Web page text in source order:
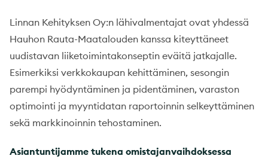
Linnan Kehityksen Oy:n lähivalmentajat ovat yhdessä
Hauhon Rauta-Maatalouden kanssa kiteyttäneet
uudistavan liiketoimintakonseptin eväitä jatkajalle.
Esimerkiksi verkkokaupan kehittäminen, sesongin
parempi hyödyntäminen ja pidentäminen, varaston
optimointi ja myyntidatan raportoinnin selkeyttäminen
sekä markkinoinnin tehostaminen.
Asiantuntijamme tukena omistajanvaihdoksessa